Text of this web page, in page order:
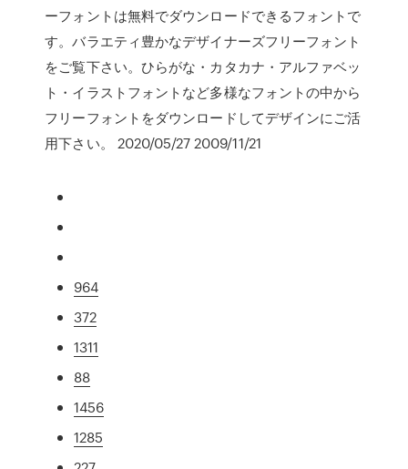
ーフォントは無料でダウンロードできるフォントで
す。バラエティ豊かなデザイナーズフリーフォント
をご覧下さい。ひらがな・カタカナ・アルファベッ
ト・イラストフォントなど多様なフォントの中から
フリーフォントをダウンロードしてデザインにご活
用下さい。 2020/05/27 2009/11/21
964
372
1311
88
1456
1285